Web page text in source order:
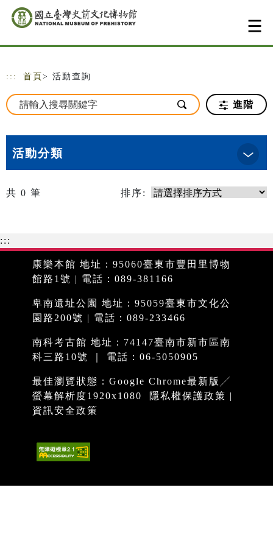
跳到主要內容
網站導覽
::: 首頁 > 活動查詢
進階
活動分類
共 0 筆 排序:
:::
康樂本館 地址：95060臺東市豐田里博物
館路1號 | 電話：089-381166
卑南遺址公園 地址：95059臺東市文化公
園路200號 | 電話：089-233466
南科考古館 地址：74147臺南市新市區南
科三路10號 ｜ 電話：06-5050905
最佳瀏覽狀態：Google Chrome最新版╱
螢幕解析度1920x1080
隱私權保護政策 |
資訊安全政策